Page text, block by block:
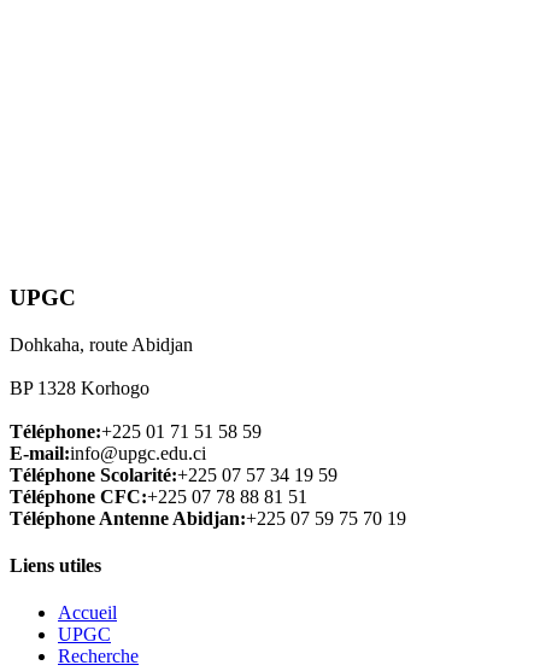
UPGC
Dohkaha, route Abidjan
BP 1328 Korhogo
Téléphone:+225 01 71 51 58 59
E-mail:info@upgc.edu.ci
Téléphone Scolarité:+225 07 57 34 19 59
Téléphone CFC:+225 07 78 88 81 51
Téléphone Antenne Abidjan:+225 07 59 75 70 19
Liens utiles
Accueil
UPGC
Recherche